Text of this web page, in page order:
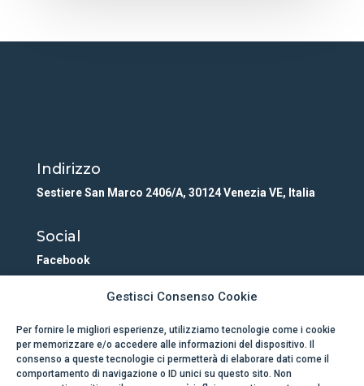
Gestisci Consenso Cookie
Per fornire le migliori esperienze, utilizziamo tecnologie come i cookie
per memorizzare e/o accedere alle informazioni del dispositivo. Il
consenso a queste tecnologie ci permetterà di elaborare dati come il
comportamento di navigazione o ID unici su questo sito. Non
Indirizzo
Sestiere San Marco 2406/A, 30124 Venezia VE, Italia
Social
Facebook
Contatti